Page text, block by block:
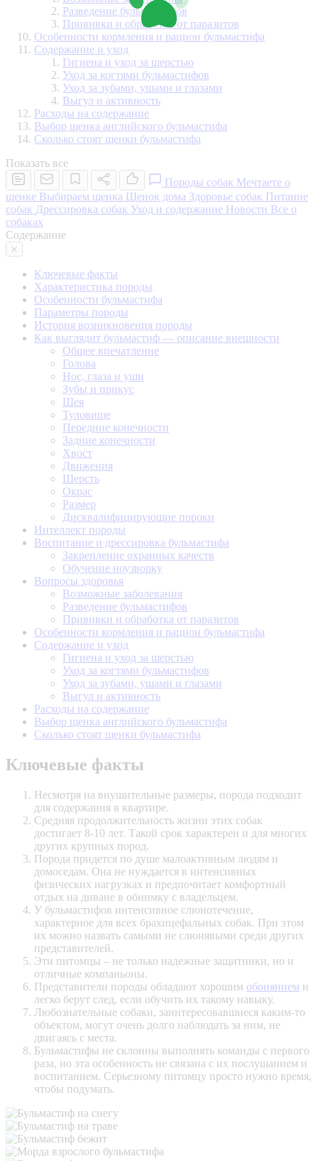
Разведение бульмастифов
Прививки и обработка от паразитов
Особенности кормления и рацион бульмастифа
Содержание и уход
Гигиена и уход за шерстью
Уход за когтями бульмастифов
Уход за зубами, ушами и глазами
Выгул и активность
Расходы на содержание
Выбор щенка английского бульмастифа
Сколько стоят щенки бульмастифа
Показать все
Породы собак Мечтаете о
щенке Выбираем щенка Щенок дома Здоровье собак Питание
собак Дрессировка собак Уход и содержание Новости Все о
собаках
Содержание
Ключевые факты
Характеристика породы
Особенности бульмастифа
Параметры породы
История возникновения породы
Как выглядит бульмастиф — описание внешности
Общее впечатление
Голова
Нос, глаза и уши
Зубы и прикус
Шея
Туловище
Передние конечности
Задние конечности
Хвост
Движения
Шерсть
Окрас
Размер
Дисквалифицирующие пороки
Интеллект породы
Воспитание и дрессировка бульмастифа
Закрепление охранных качеств
Обучение ноузворку
Вопросы здоровья
Возможные заболевания
Разведение бульмастифов
Прививки и обработка от паразитов
Особенности кормления и рацион бульмастифа
Содержание и уход
Гигиена и уход за шерстью
Уход за когтями бульмастифов
Уход за зубами, ушами и глазами
Выгул и активность
Расходы на содержание
Выбор щенка английского бульмастифа
Сколько стоят щенки бульмастифа
Ключевые факты
Несмотря на внушительные размеры, порода подходит
для содержания в квартире.
Средняя продолжительность жизни этих собак
достигает 8-10 лет. Такой срок характерен и для многих
других крупных пород.
Порода придется по душе малоактивным людям и
домоседам. Она не нуждается в интенсивных
физических нагрузках и предпочитает комфортный
отдых на диване в обнимку с владельцем.
У бульмастифов интенсивное слюнотечение,
характерное для всех брахицефальных собак. При этом
их можно назвать самыми не слюнявыми среди других
представителей.
Эти питомцы – не только надежные защитники, но и
отличные компаньоны.
Представители породы обладают хорошим обонянием и
легко берут след, если обучить их такому навыку.
Любознательные собаки, заинтересовавшиеся каким-то
объектом, могут очень долго наблюдать за ним, не
двигаясь с места.
Бульмастифы не склонны выполнять команды с первого
раза, но эта особенность не связана с их послушанием и
воспитанием. Серьезному питомцу просто нужно время,
чтобы подумать.